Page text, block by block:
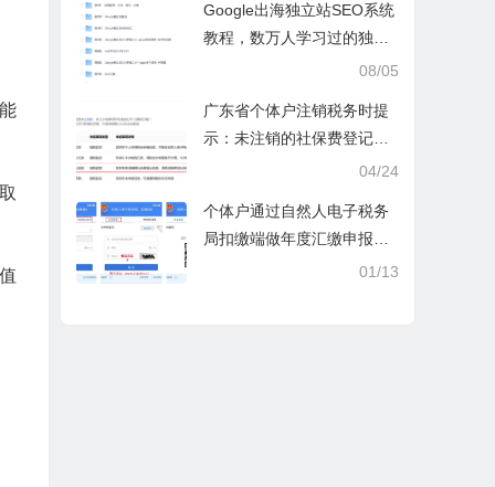
Google出海独立站SEO系统
教程，数万人学习过的独立
08/05
广东省个体户注销税务时提
示：未注销的社保费登记信
04/24
个体户通过自然人电子税务
局扣缴端做年度汇缴申报税
时显示要交税，不是可以免
01/13